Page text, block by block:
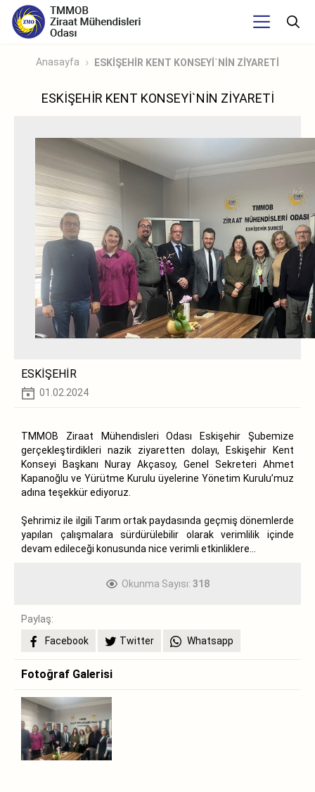
Anasayfa ESKİŞEHİR KENT KONSEYİ`NİN ZİYARETİ
ESKİŞEHİR KENT KONSEYİ`NİN ZİYARETİ
ESKİŞEHİR
01.02.2024
TMMOB Ziraat Mühendisleri Odası Eskişehir Şubemize
gerçekleştirdikleri nazik ziyaretten dolayı, Eskişehir Kent
Konseyi Başkanı Nuray Akçasoy, Genel Sekreteri Ahmet
Kapanoğlu ve Yürütme Kurulu üyelerine Yönetim Kurulu’muz
adına teşekkür ediyoruz.
Şehrimiz ile ilgili Tarım ortak paydasında geçmiş dönemlerde
yapılan çalışmalara sürdürülebilir olarak verimlilik içinde
devam edileceği konusunda nice verimli etkinliklere…
Okunma Sayısı: 318
Paylaş:
Facebook
Twitter Whatsapp
Fotoğraf Galerisi